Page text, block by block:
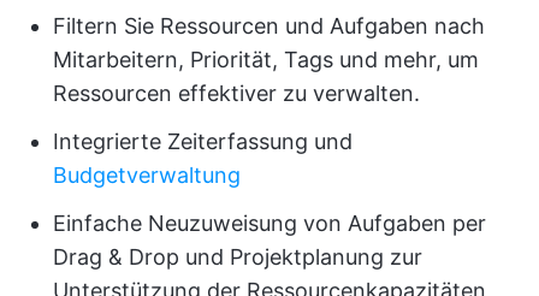
Filtern Sie Ressourcen und Aufgaben nach
Mitarbeitern, Priorität, Tags und mehr, um
Ressourcen effektiver zu verwalten.
Integrierte Zeiterfassung und
Budgetverwaltung
Einfache Neuzuweisung von Aufgaben per
Drag & Drop und Projektplanung zur
Unterstützung der Ressourcenkapazitäten